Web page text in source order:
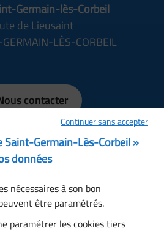
Germain-lès-Corbeil
de Lieusaint
LÈS-CORBEIL
contacter
: 08:30 à 12:15, 13:30 à
17:30
: 08:30 à 12:00
: fermé
connectés
Continuer sans accepter
Saint-Germain-Lès-Corbeil »
données
nécessaires à son bon
être paramétrés.
paramétrer les cookies tiers